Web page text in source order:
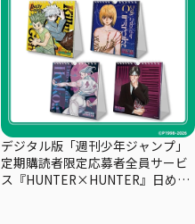
デジタル版「週刊少年ジャンプ」
定期購読者限定応募者全員サービ
ス『HUNTER×HUNTER』日めく